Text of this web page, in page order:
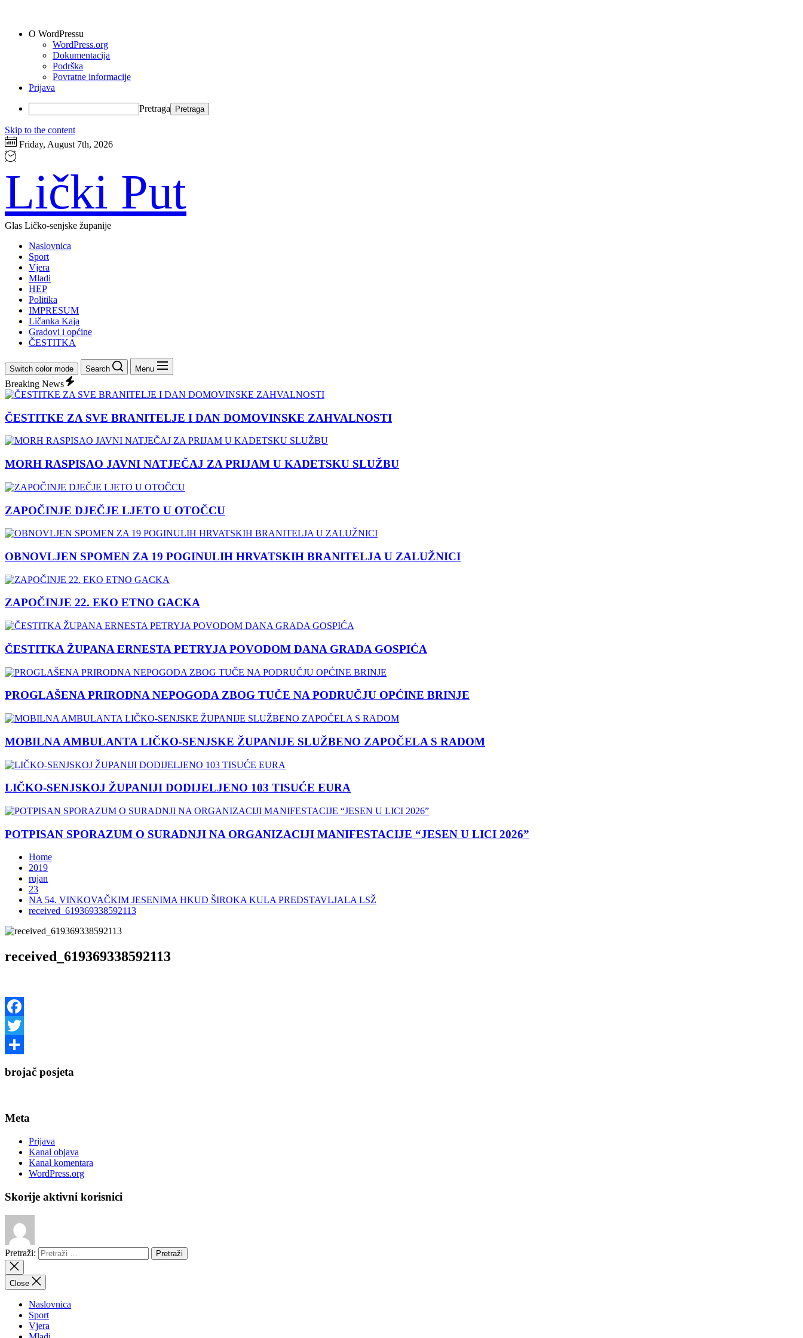
O WordPressu
WordPress.org
Dokumentacija
Podrška
Povratne informacije
Prijava
Pretraga
Skip to the content
Friday, August 7th, 2026
Lički Put
Glas Ličko-senjske županije
Naslovnica
Sport
Vjera
Mladi
HEP
Politika
IMPRESUM
Ličanka Kaja
Gradovi i općine
ČESTITKA
Switch color mode Search Menu
Breaking News
ČESTITKE ZA SVE BRANITELJE I DAN DOMOVINSKE ZAHVALNOSTI
MORH RASPISAO JAVNI NATJEČAJ ZA PRIJAM U KADETSKU SLUŽBU
ZAPOČINJE DJEČJE LJETO U OTOČCU
OBNOVLJEN SPOMEN ZA 19 POGINULIH HRVATSKIH BRANITELJA U ZALUŽNICI
ZAPOČINJE 22. EKO ETNO GACKA
ČESTITKA ŽUPANA ERNESTA PETRYJA POVODOM DANA GRADA GOSPIĆA
PROGLAŠENA PRIRODNA NEPOGODA ZBOG TUČE NA PODRUČJU OPĆINE BRINJE
MOBILNA AMBULANTA LIČKO-SENJSKE ŽUPANIJE SLUŽBENO ZAPOČELA S RADOM
LIČKO-SENJSKOJ ŽUPANIJI DODIJELJENO 103 TISUĆE EURA
POTPISAN SPORAZUM O SURADNJI NA ORGANIZACIJI MANIFESTACIJE “JESEN U LICI 2026”
Home
2019
rujan
23
NA 54. VINKOVAČKIM JESENIMA HKUD ŠIROKA KULA PREDSTAVLJALA LSŽ
received_619369338592113
received_619369338592113
Facebook
Twitter
brojač posjeta
Meta
Prijava
Kanal objava
Kanal komentara
WordPress.org
Skorije aktivni korisnici
Pretraži:
Close
Naslovnica
Sport
Vjera